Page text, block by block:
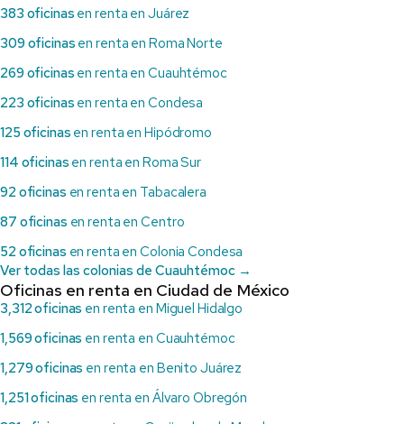
383 oficinas en renta en Juárez
309 oficinas en renta en Roma Norte
269 oficinas en renta en Cuauhtémoc
223 oficinas en renta en Condesa
125 oficinas en renta en Hipódromo
114 oficinas en renta en Roma Sur
92 oficinas en renta en Tabacalera
87 oficinas en renta en Centro
52 oficinas en renta en Colonia Condesa
Ver todas las colonias de Cuauhtémoc →
Oficinas en renta en Ciudad de México
3,312 oficinas en renta en Miguel Hidalgo
1,569 oficinas en renta en Cuauhtémoc
1,279 oficinas en renta en Benito Juárez
1,251 oficinas en renta en Álvaro Obregón